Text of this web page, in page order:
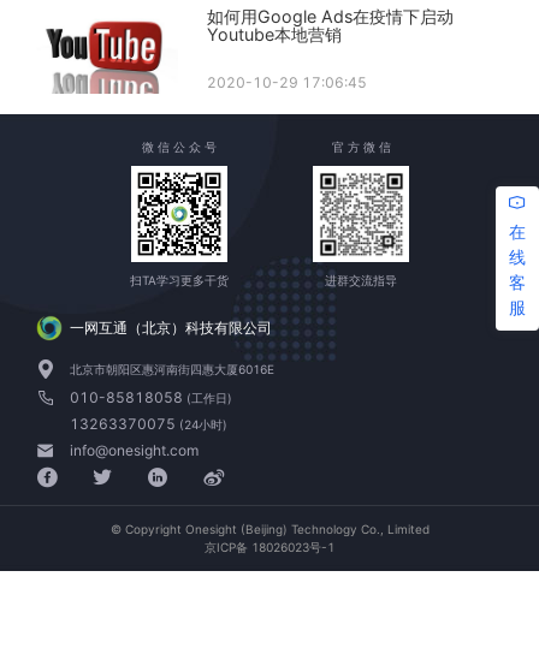
如何用Google Ads在疫情下启动
Youtube本地营销
2020-10-29 17:06:45
在
线
客
服
一网互通（北京）科技有限公司
北京市朝阳区惠河南街四惠大厦6016E
010-85818058 (工作日)
13263370075 (24小时)
info@onesight.com
微 信 公 众 号
扫TA学习更多干货
官 方 微 信
进群交流指导
© Copyright Onesight (Beijing) Technology Co., Limited
京ICP备 18026023号-1